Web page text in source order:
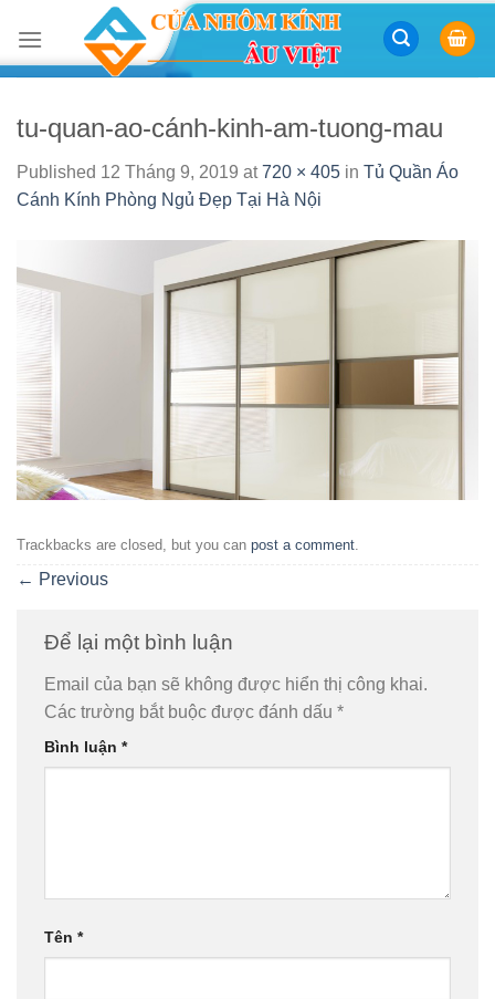
content
tu-quan-ao-cánh-kinh-am-tuong-mau
Published 12 Tháng 9, 2019 at720 × 405 in Tủ Quần Áo
Cánh Kính Phòng Ngủ Đẹp Tại Hà Nội
Trackbacks are closed, but you can post a comment
← Previous
Để lại một bình luận
Email của bạn sẽ không được hiển thị công khai.
Các trường bắt buộc được đánh dấu *
Bình luận *
Tên *